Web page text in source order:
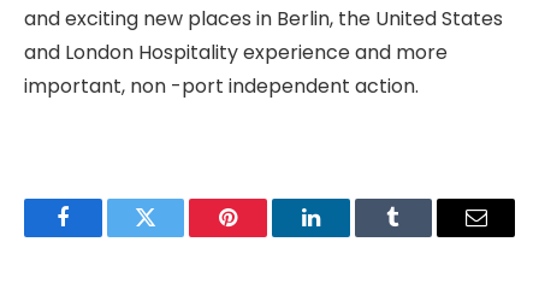
and exciting new places in Berlin, the United States
and London Hospitality experience and more
important, non -port independent action.
FacebookTwitter Pinterest LinkedInTumblr Email